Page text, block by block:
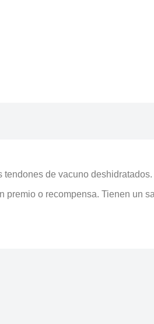
de vacuno
premio o recompensa. Tienen un